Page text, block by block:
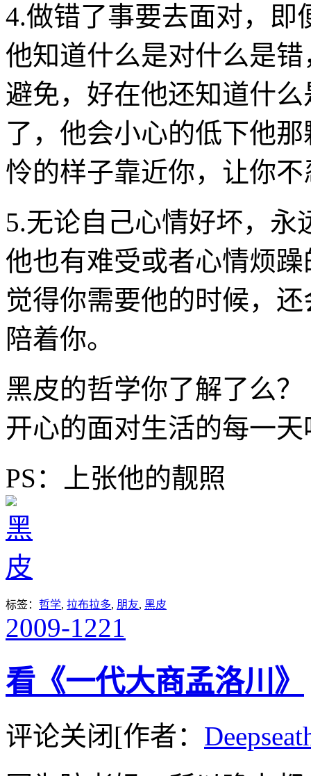
4.做错了事要去面对，即
他知道什么是对什么是
避免，好在他还知道什
了，他会小心的低下他
怜的样子靠近你，让你
5.无论自己心情好坏，
他也有难受或者心情烦
觉得你需要他的时候，
陪着你。
黑皮的哲学你了解了么？
开心的面对生活的每一天
PS：上张他的靓照
标签： 哲学, 拉布拉多, 朋友, 黑皮
2009-1221
看《一代大商孟洛川》
评论关闭[作者：